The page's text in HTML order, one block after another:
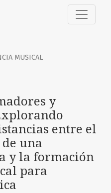
islas.
MUSICAL
y
entre el
una
y la formación
para